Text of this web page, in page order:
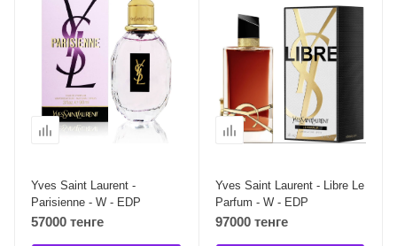
Yves Saint Laurent -
Parisienne - W - EDP
57000 тенге
Yves Saint Laurent - Libre Le
Parfum - W - EDP
97000 тенге